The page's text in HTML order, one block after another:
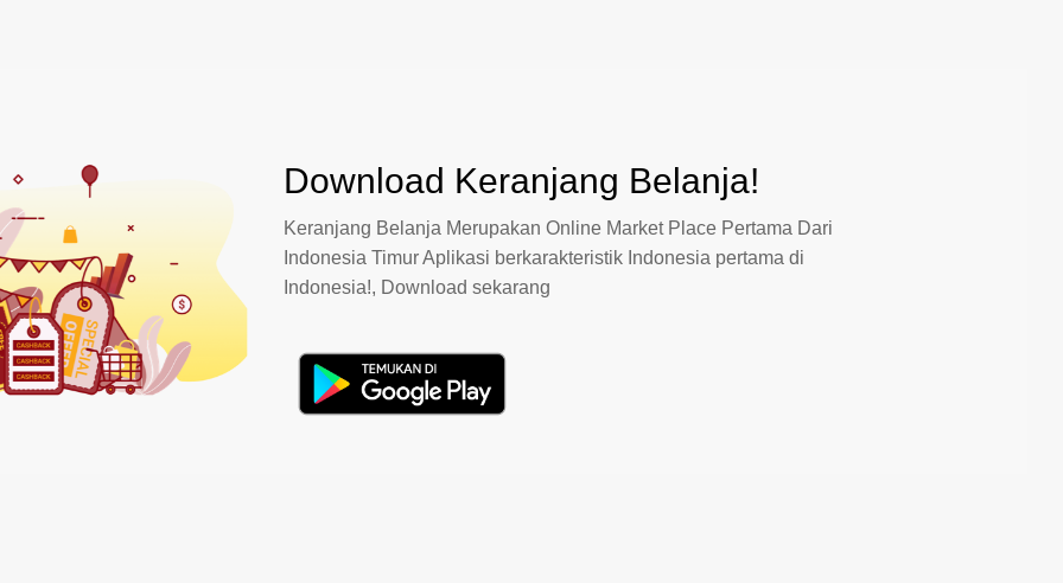
Download Keranjang Belanja!
Keranjang Belanja Merupakan Online Market Place Pertama Dari
Indonesia Timur Aplikasi berkarakteristik Indonesia pertama di
Indonesia!, Download sekarang